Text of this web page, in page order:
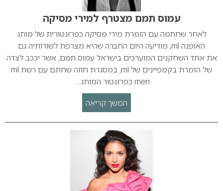
עמוס תמם מצטרף למירי מסיקה
לאחר שחתמה עם הזמרת מירי מסיקה כפרזנטורית של מותג
האופנה ml, מודיעה היום החברה שהיא מצרפת לשורותיה גם
את אחד השחקנים המוערכים בישראל עמוס תמם, אשר יככב לצדה
של הזמרת בקמפיינים של ml, במסגרת חוזה שחתם עם רשת ml
men כפרזנטור המותג.…
המשך קריאה